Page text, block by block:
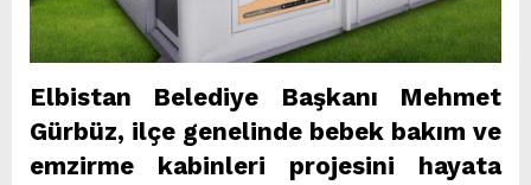
Elbistan Belediye Başkanı Mehmet
Gürbüz, ilçe genelinde bebek bakım ve
emzirme kabinleri projesini hayata